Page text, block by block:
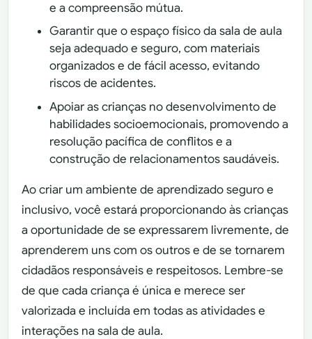
e a compreensão mútua.
Garantir que o espaço físico da sala de aula
seja adequado e seguro, com materiais
organizados e de fácil acesso, evitando
riscos de acidentes.
Apoiar as crianças no desenvolvimento de
habilidades socioemocionais, promovendo a
resolução pacífica de conflitos e a
construção de relacionamentos saudáveis.
Ao criar um ambiente de aprendizado seguro e
inclusivo, você estará proporcionando às crianças
a oportunidade de se expressarem livremente, de
aprenderem uns com os outros e de se tornarem
cidadãos responsáveis e respeitosos. Lembre-se
de que cada criança é única e merece ser
valorizada e incluída em todas as atividades e
interações na sala de aula.